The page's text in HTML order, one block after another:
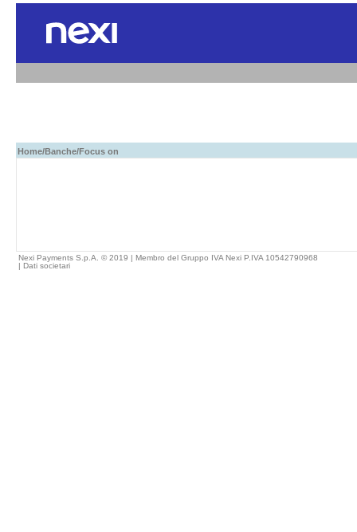
Home/Banche/Focus on
Nexi Payments S.p.A. © 2019 | Membro del Gruppo IVA Nexi P.IVA 10542790968
| Dati societari